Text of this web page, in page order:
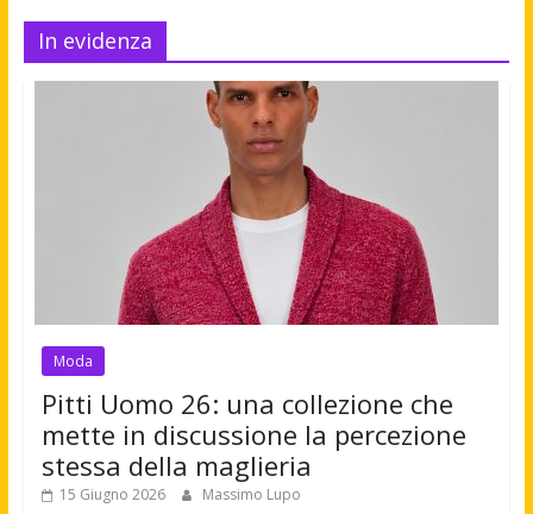
In evidenza
Moda
Pitti Uomo 26: una collezione che
mette in discussione la percezione
stessa della maglieria
15 Giugno 2026 Massimo Lupo